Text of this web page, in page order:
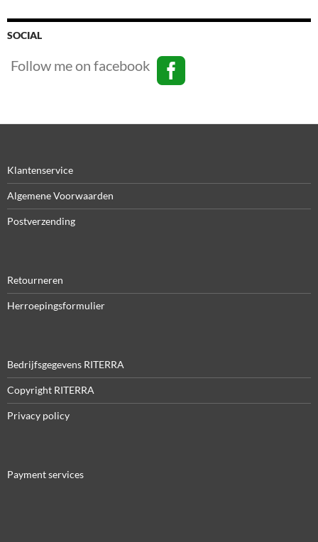
SOCIAL
Follow me on facebook
Klantenservice
Algemene Voorwaarden
Postverzending
Retourneren
Herroepingsformulier
Bedrijfsgegevens RITERRA
Copyright RITERRA
Privacy policy
Payment services